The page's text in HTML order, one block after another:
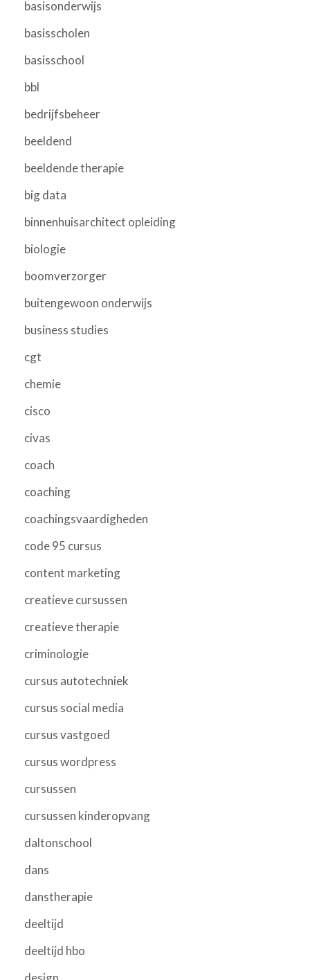
basisonderwijs
basisscholen
basisschool
bbl
bedrijfsbeheer
beeldend
beeldende therapie
big data
binnenhuisarchitect opleiding
biologie
boomverzorger
buitengewoon onderwijs
business studies
cgt
chemie
cisco
civas
coach
coaching
coachingsvaardigheden
code 95 cursus
content marketing
creatieve cursussen
creatieve therapie
criminologie
cursus autotechniek
cursus social media
cursus vastgoed
cursus wordpress
cursussen
cursussen kinderopvang
daltonschool
dans
danstherapie
deeltijd
deeltijd hbo